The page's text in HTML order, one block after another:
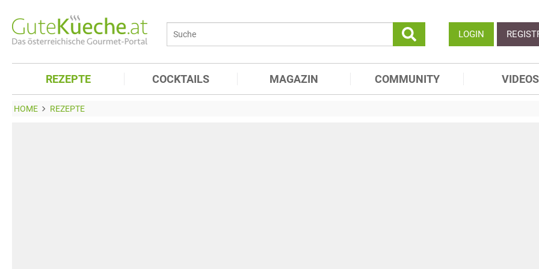
LOGIN
REZEPTE COCKTAILS MAGAZIN COMMUNITY VIDEOS
HOME REZEPTE